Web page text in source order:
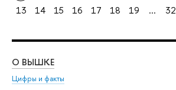
13
14 15 16 17 18 19 ... 32
О ВЫШКЕ
Цифры и факты